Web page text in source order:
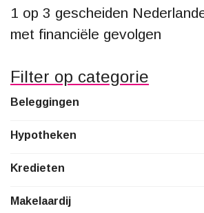
1 op 3 gescheiden
met financiële gevolgen
Filter op categorie
Beleggingen
Hypotheken
Kredieten
Makelaardij